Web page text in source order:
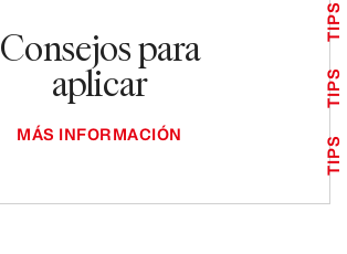
Consejos para
aplicar
MÁS INFORMACIÓN
TIPS
TIPS
TIPS